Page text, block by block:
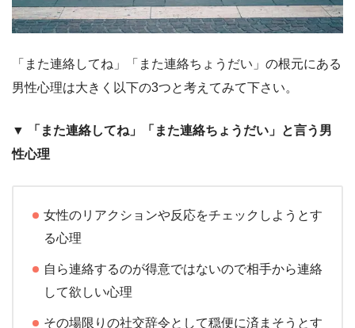
「また連絡してね」「また連絡ちょうだい」の根元にある
男性心理は大きく以下の3つと考えてみて下さい。
▼
「また連絡してね」「また連絡ちょうだい」と言う男
性心理
女性のリアクションや反応をチェックしようとす
る心理
自ら連絡するのが得意ではないので相手から連絡
して欲しい心理
その場限りの社交辞令として穏便に済まそうとす